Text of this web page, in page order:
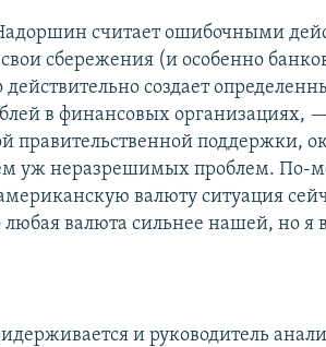
считает ошибочными
сбережения (и особенно
создает
в финансовых организациях,
правительственной поддержки,
уж неразрешимых проблем. По-
валюту ситуация
валюта сильнее нашей, но я
и руководитель